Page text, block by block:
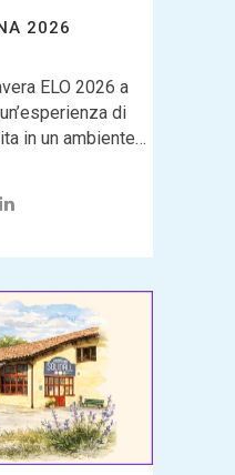
2026
ELO 2026 a
di
in un ambiente